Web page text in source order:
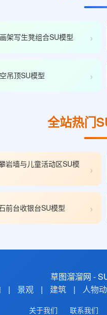
架写生凳组合SU模型 ›
吊顶SU模型 ›
全站热门
岩墙与儿童活动区SU模
›
前台收银台SU模型 ›
草图溜溜网 -
| 景观 | 建筑 | 人物
关于我们 联系我们